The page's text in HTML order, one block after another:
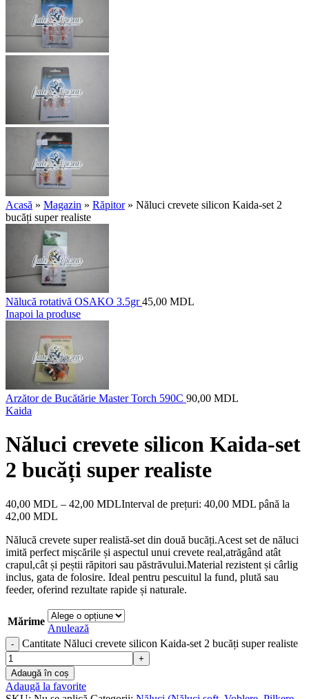
Acasă » Magazin » Răpitor» Năluci crevete silicon Kaida-set 2
bucăți super realiste
Nălucă rotativă OSAKO 3.5gr45,00 MDL
Inapoi la produse
Arzător de Bucătărie Master Torch 590C 90,00 MDL
Kaida
Năluci crevete silicon Kaida-set
2 bucăți super realiste
40,00 MDL – 42,00 MDLInterval de prețuri: 40,00 MDL până la
42,00 MDL
Nălucă crevete super realistă-set din două bucăți.Acest set de năluci
imită perfect mișcările și aspectul unui crevete real,atrăgând atât
crapul,cât și peștii răpitori sau păstrăvului.Material rezistent și cârlig
inclus, gata de folosire. Ideal pentru pescuitul la fund, plută sau
feeder, oferind rezultate rapide și naturale.
Mărime
Anulează
Cantitate Năluci crevete silicon Kaida-set 2 bucăți super realiste
Adaugă în coș
Adaugă la favorite